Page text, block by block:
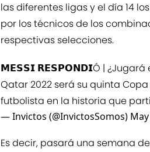
las diferentes ligas y el día 14
por los técnicos de los
respectivas selecciones.
𝗠𝗘𝗦𝗦𝗜 𝗥𝗘𝗦𝗣𝗢𝗡𝗗𝗜Ó | ¿Jugará
Qatar 2022 será su quinta
futbolista en la historia que
— Invictos (@InvictosSomos)
Es decir, pasará una semana